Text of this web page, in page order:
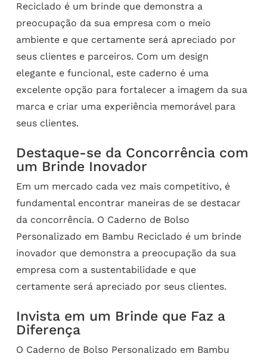
Reciclado é um brinde que demonstra a
preocupação da sua empresa com o meio
ambiente e que certamente será apreciado por
seus clientes e parceiros. Com um design
elegante e funcional, este caderno é uma
excelente opção para fortalecer a imagem da sua
marca e criar uma experiência memorável para
seus clientes.
Destaque-se da Concorrência com
um Brinde Inovador
Em um mercado cada vez mais competitivo, é
fundamental encontrar maneiras de se destacar
da concorrência. O Caderno de Bolso
Personalizado em Bambu Reciclado é um brinde
inovador que demonstra a preocupação da sua
empresa com a sustentabilidade e que
certamente será apreciado por seus clientes.
Invista em um Brinde que Faz a
Diferença
O Caderno de Bolso Personalizado em Bambu